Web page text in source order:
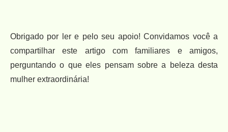
Obrigado por ler e pelo seu apoio! Convidamos você a
compartilhar este artigo com familiares e amigos,
perguntando o que eles pensam sobre a beleza desta
mulher extraordinária!